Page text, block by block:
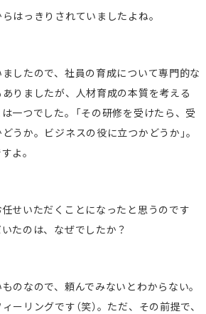
はっきりされていましたよね。
したので、社員の育成について専門的な
りましたが、人材育成の本質を考える
一つでした。「その研修を受けたら、受
うか。ビジネスの役に立つかどうか」。
よ。
せいただくことになったと思うのです
たのは、なぜでしたか？
のなので、頼んでみないとわからない。
ーリングです（笑）。ただ、その前提で、